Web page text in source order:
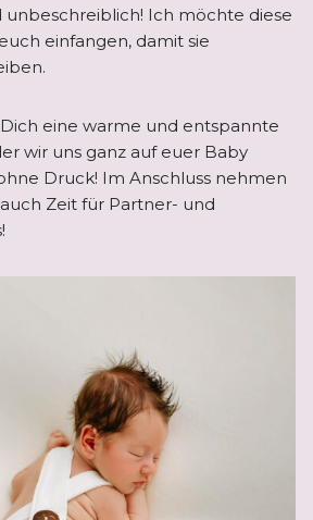
unbeschreiblich! Ich möchte diese
einfangen, damit sie
eine warme und entspannte
wir uns ganz auf euer Baby
Druck! Im Anschluss nehmen
Zeit für Partner- und